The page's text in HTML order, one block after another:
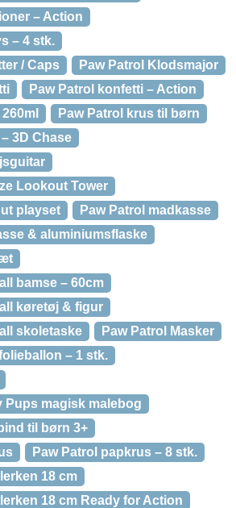
– Action
– 4 stk.
/ Caps
Paw Patrol Klodsmajor
Paw Patrol konfetti – Action
Paw Patrol krus til børn
3D Chase
Lookout Tower
playset
Paw Patrol madkasse
& aluminiumsflaske
bamse – 60cm
køretøj & figur
skoletaske
Paw Patrol Masker
– 1 stk.
Pups magisk malebog
til børn 3+
Paw Patrol papkrus – 8 stk.
18 cm
18 cm Ready for Action